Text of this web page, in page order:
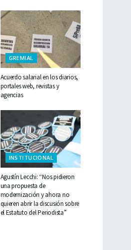
GREMIAL
Acuerdo salarial en los diarios,
portales web, revistas y
agencias
INSTITUCIONAL
Agustín Lecchi: “Nos pidieron
una propuesta de
modernización y ahora no
quieren abrir la discusión sobre
el Estatuto del Periodista”